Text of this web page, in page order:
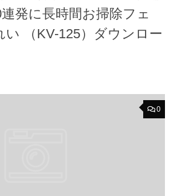
発に長時間お掃除フェ
い （KV-125）ダウンロー
0